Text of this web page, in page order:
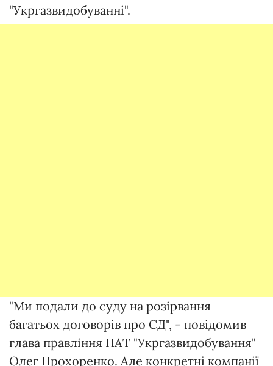
"Укргазвидобуванні".
"Ми подали до суду на розірвання
багатьох договорів про СД", - повідомив
глава правління ПАТ "Укргазвидобування"
Олег Прохоренко. Але конкретні компанії